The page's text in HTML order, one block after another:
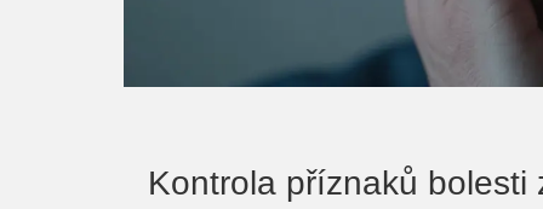
Kontrola příznaků bolesti